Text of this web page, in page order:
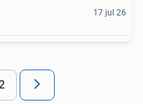
17 jul 26